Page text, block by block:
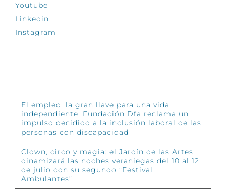
Youtube
Linkedin
Instagram
El empleo, la gran llave para una vida
independiente: Fundación Dfa reclama un
impulso decidido a la inclusión laboral de las
personas con discapacidad
Clown, circo y magia: el Jardín de las Artes
dinamizará las noches veraniegas del 10 al 12
de julio con su segundo “Festival
Ambulantes”